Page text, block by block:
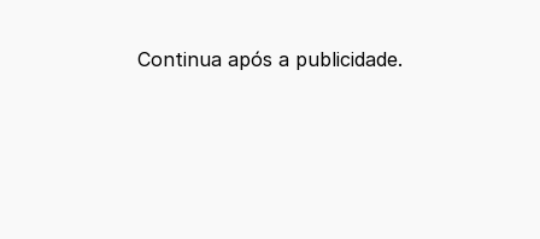
Continua após a publicidade.